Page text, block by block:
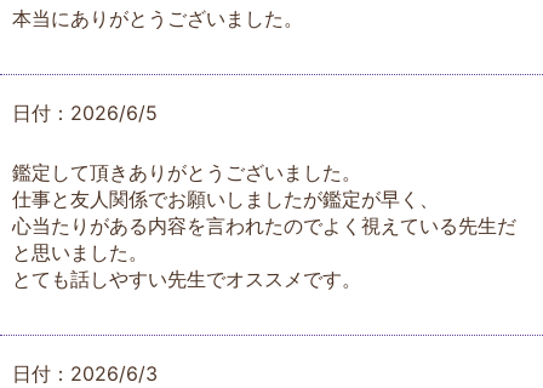
本当にありがとうございました。
日付：2026/6/5
鑑定して頂きありがとうございました。
仕事と友人関係でお願いしましたが鑑定が早く、
心当たりがある内容を言われたのでよく視えている先生だ
と思いました。
とても話しやすい先生でオススメです。
日付：2026/6/3